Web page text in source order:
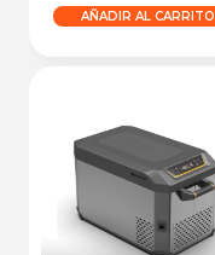
AÑADIR AL CARRITO